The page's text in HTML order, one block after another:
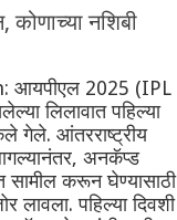
नशिबी
आयपीएल 2025 (IPL
लिलावात पहिल्या
गेले. आंतरराष्ट्रीय
अनकॅप्ड
करून घेण्यासाठी
लावला. पहिल्या दिवशी